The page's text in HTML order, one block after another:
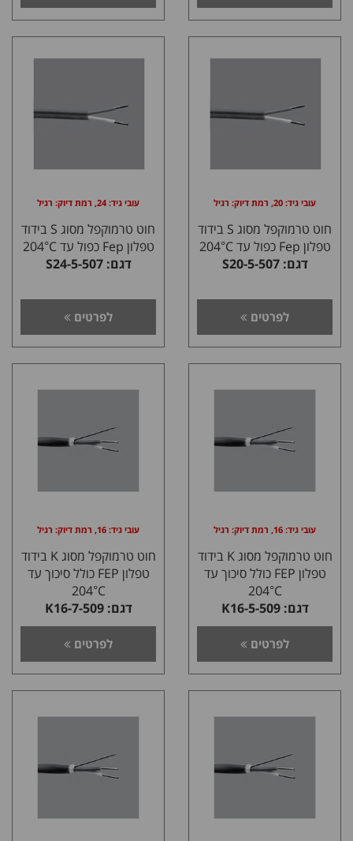
עובי גיד: 20, רמת דיוק: רגיל
חוט טרמוקפל מסוג S בידוד
טפלון Fep כפול עד 204°C
דגם: S20-5-507
לפרטים
עובי גיד: 24, רמת דיוק: רגיל
חוט טרמוקפל מסוג S בידוד
טפלון Fep כפול עד 204°C
דגם: S24-5-507
לפרטים
עובי גיד: 16, רמת דיוק: רגיל
חוט טרמוקפל מסוג K בידוד
טפלון FEP כולל סיכוך עד
204°C
דגם: K16-5-509
לפרטים
עובי גיד: 16, רמת דיוק: רגיל
חוט טרמוקפל מסוג K בידוד
טפלון FEP כולל סיכוך עד
204°C
דגם: K16-7-509
לפרטים